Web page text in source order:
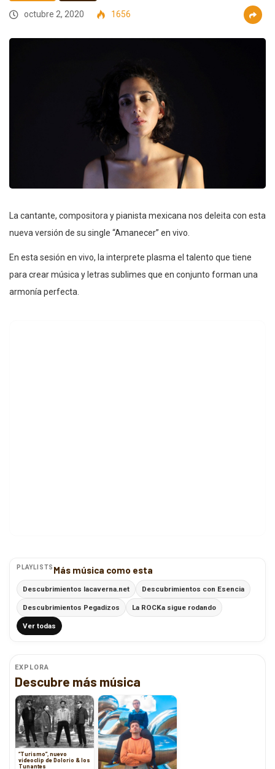
octubre 2, 2020
1656
La cantante, compositora y pianista mexicana nos deleita con esta
nueva versión de su single “Amanecer” en vivo.
En esta sesión en vivo, la interprete plasma el talento que tiene
para crear música y letras sublimes que en conjunto forman una
armonía perfecta.
PLAYLISTS Más música como esta
Descubrimientos lacaverna.net Descubrimientos con Esencia
Descubrimientos Pegadizos La ROCKa sigue rodando
Ver todas
EXPLORA
Descubre más música
“Turismo”, nuevo
videoclip de Dolorio & los
Tunantes